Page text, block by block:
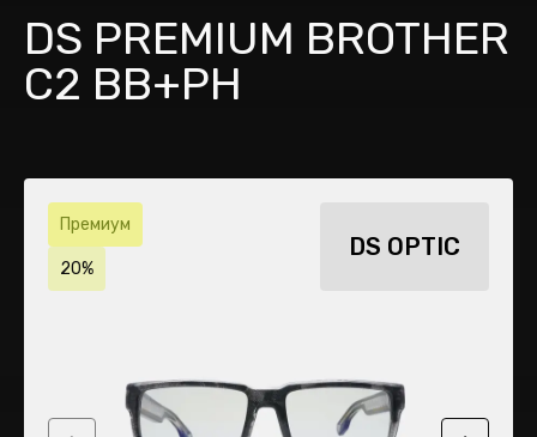
DS PREMIUM BROTHER
C2 BB+PH
Премиум
20%
DS OPTIC